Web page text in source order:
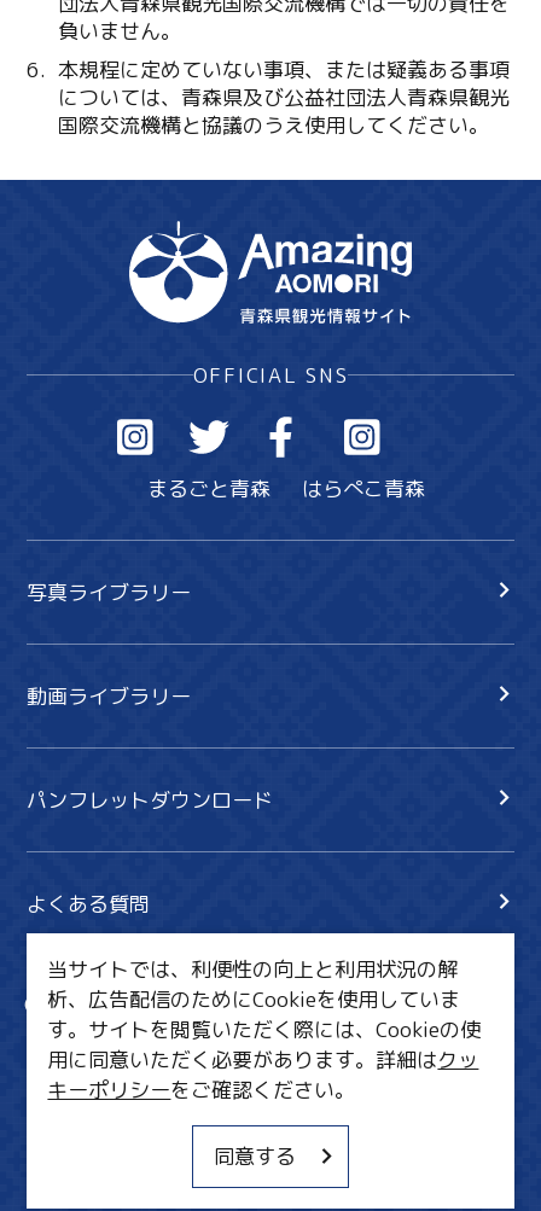
負いません。
本規程に定めていない事項、または疑義ある事項
については、青森県及び公益社団法人青森県観光
国際交流機構と協議のうえ使用してください。
OFFICIAL SNS
まるごと青森 はらぺこ青森
写真ライブラリー
動画ライブラリー
パンフレットダウンロード
よくある質問
サイト内検索
共有
行きたいリスト
MICE・教育・観光事業者の皆様へ
当サイトでは、利便性の向上と利用状況の解
析、広告配信のためにCookieを使用していま
す。サイトを閲覧いただく際には、Cookieの使
用に同意いただく必要があります。詳細はクッ
キーポリシーをご確認ください。
同意する